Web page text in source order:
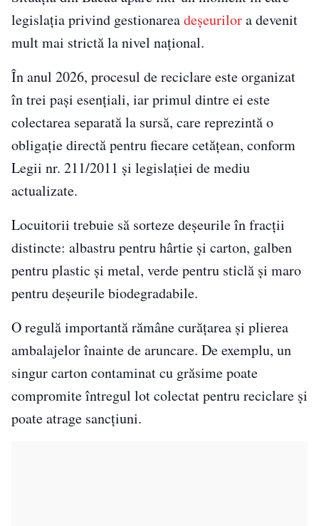
legislația privind gestionareadeșeurilora devenit
mult mai strictă la nivel național.
În anul 2026, procesul de reciclare este organizat
în trei pași esențiali, iar primul dintre ei este
colectarea separată la sursă, care reprezintă o
obligație directă pentru fiecare cetățean, conform
Legii nr. 211/2011 și legislației de mediu
actualizate.
Locuitorii trebuie să sorteze deșeurile în fracții
distincte: albastru pentru hârtie și carton, galben
pentru plastic și metal, verde pentru sticlă și maro
pentru deșeurile biodegradabile.
O regulă importantă rămâne curățarea și plierea
ambalajelor înainte de aruncare. De exemplu, un
singur carton contaminat cu grăsime poate
compromite întregul lot colectat pentru reciclare și
poate atrage sancțiuni.